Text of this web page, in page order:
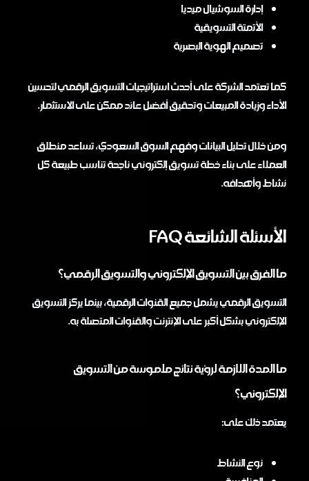
إدارة السوشيال ميديا
الأتمتة التسويقية
تصميم الهوية البصرية
كما تعتمد الشركة على أحدث استراتيجيات التسويق الرقمي لتحسين
الأداء وزيادة المبيعات وتحقيق أفضل عائد ممكن على الاستثمار.
ومن خلال تحليل البيانات وفهم السوق السعودي، تساعد منطلق
العملاء على بناء خطة تسويق إلكتروني ناجحة تناسب طبيعة كل
نشاط وأهدافه.
الأسئلة الشائعة FAQ
ما الفرق بين التسويق الإلكتروني والتسويق الرقمي؟
التسويق الرقمي يشمل جميع القنوات الرقمية، بينما يركز التسويق
الإلكتروني بشكل أكبر على الإنترنت والقنوات المتصلة به.
ما المدة اللازمة لرؤية نتائج ملموسة من التسويق
الإلكتروني؟
يعتمد ذلك على:
نوع النشاط